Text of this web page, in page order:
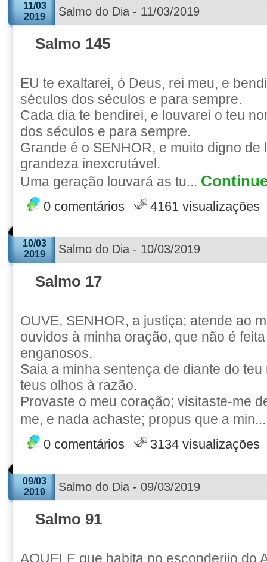
11/03
2019
Salmo do Dia - 11/03/2019
Salmo 145
EU te exaltarei, ó Deus, rei meu, e
séculos dos séculos e para sempre.
Cada dia te bendirei, e louvarei o teu
dos séculos e para sempre.
Grande é o SENHOR, e muito digno de
grandeza inexcrutável.
Uma geração louvará as tu...
0 comentários 4161 visualizações
10/03
2019
Salmo do Dia - 10/03/2019
Salmo 17
OUVE, SENHOR, a justiça; atende ao
ouvidos à minha oração, que não é
enganosos.
Saia a minha sentença de diante do
teus olhos à razão.
Provaste o meu coração; visitaste-me
me, e nada achaste; propus que a
0 comentários 3134 visualizações
09/03
2019
Salmo do Dia - 09/03/2019
Salmo 91
AQUELE que habita no esconderijo do